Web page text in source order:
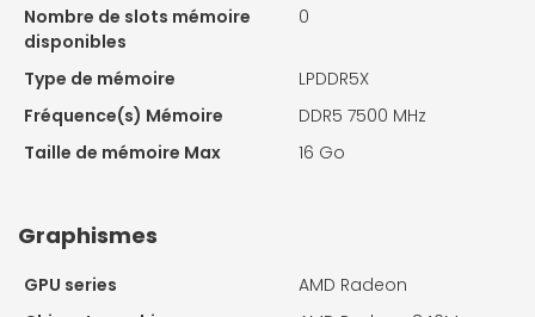
Nombre de slots mémoire
disponibles
0
Type de mémoire
LPDDR5X
Fréquence(s) Mémoire
DDR5 7500 MHz
Taille de mémoire Max
16 Go
Graphismes
GPU series
AMD Radeon